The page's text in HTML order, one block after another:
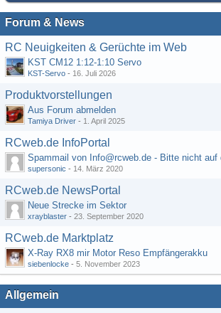
Forum & News
RC Neuigkeiten & Gerüchte im Web
KST CM12 1:12-1:10 Servo
KST-Servo - 16. Juli 2026
Produktvorstellungen
Aus Forum abmelden
Tamiya Driver - 1. April 2025
RCweb.de InfoPortal
Spammail von Info@rcweb.de - Bitte nicht
supersonic - 14. März 2020
RCweb.de NewsPortal
Neue Strecke im Sektor
xrayblaster - 23. September 2020
RCweb.de Marktplatz
X-Ray RX8 mir Motor Reso Empfängerakku
siebenlocke - 5. November 2023
Allgemein